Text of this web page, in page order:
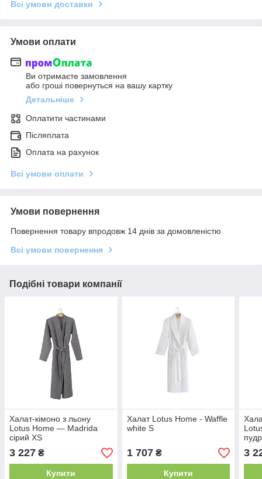
Всі умови доставки
Умови оплати
Ви отримаєте замовлення
або гроші повернуться на вашу картку
Детальніше
Оплатити частинами
Післяплата
Оплата на рахунок
Всі умови оплати
Умови повернення
Повернення товару впродовж 14 днів за домовленістю
Всі умови повернення
Подібні товари компанії
Халат-кімоно з льону
Lotus Home — Madrida
сірий XS
3 227 ₴
Купити
Халат Lotus Home - Waffle
white S
1 707₴
Купити
3